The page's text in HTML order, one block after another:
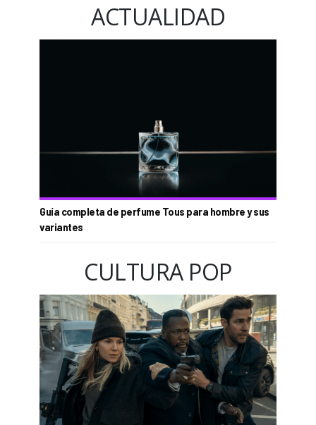
ACTUALIDAD
Guía completa de perfume Tous para hombre y sus
variantes
CULTURA POP